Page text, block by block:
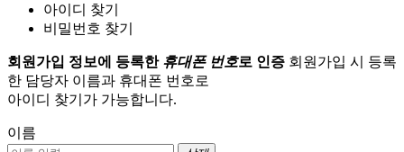
아이디 찾기
비밀번호 찾기
회원가입 정보에 등록한 휴대폰 번호로 인증 회원가입 시 등록
한 담당자 이름과 휴대폰 번호로
아이디 찾기가 가능합니다.
이름